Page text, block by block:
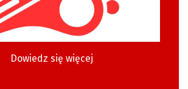
Dowiedz się więcej